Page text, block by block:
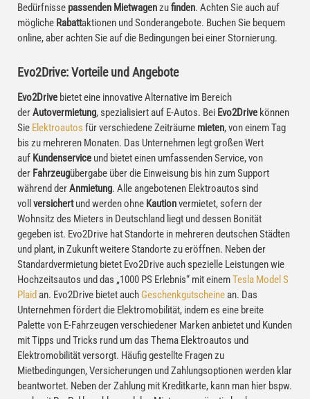
Bedürfnisse passenden Mietwagenzufinden. Achten Sie auch auf
mögliche Rabattaktionen und Sonderangebote. Buchen Sie bequem
online, aber achten Sie auf die Bedingungen bei einer Stornierung.
Evo2Drive: Vorteile und Angebote
Evo2Drive bietet eine innovative Alternative im Bereich
derAutovermietung, spezialisiert auf E-Autos. Bei Evo2Drive können
Sie Elektroautos für verschiedene Zeiträume mieten, von einem Tag
bis zu mehreren Monaten. Das Unternehmen legt großen Wert
auf Kundenservice und bietet einen umfassenden Service, von
der Fahrzeugübergabe über die Einweisung bis hin zum Support
während derAnmietung. Alle angebotenen Elektroautos sind
voll versichertund werden ohne Kautionvermietet, sofern der
Wohnsitz des Mieters in Deutschland liegt und dessen Bonität
gegeben ist. Evo2Drive hat Standorte in mehreren deutschen Städten
und plant, in Zukunft weitere Standorte zu eröffnen. Neben der
Standardvermietung bietet Evo2Drive auch spezielle Leistungen wie
Hochzeitsautos und das „1000 PS Erlebnis“ mit einemTesla Model S
Plaid an. Evo2Drive bietet auch Geschenkgutscheine an. Das
Unternehmen fördert die Elektromobilität, indem es eine breite
Palette von E-Fahrzeugen verschiedener Marken anbietet und Kunden
mit Tipps und Tricks rund um das Thema Elektroautos und
Elektromobilität versorgt. Häufig gestellte Fragen zu
Mietbedingungen, Versicherungen und Zahlungsoptionen werden klar
beantwortet. Neben der Zahlung mit Kreditkarte, kann man hier bspw.